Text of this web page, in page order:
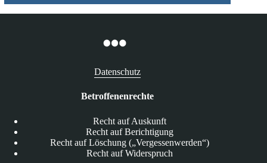
Datenschutz
Betroffenenrechte
Recht auf Auskunft
Recht auf Berichtigung
Recht auf Löschung („Vergessenwerden“)
Recht auf Widerspruch